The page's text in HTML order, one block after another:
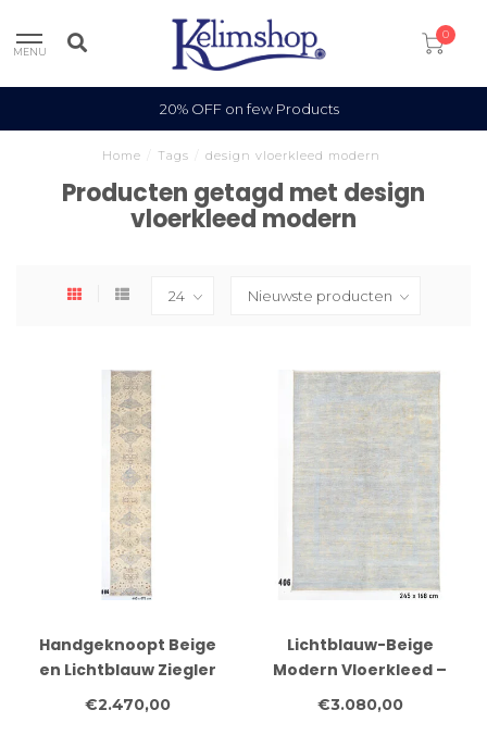
MENU
0
20% OFF on few Products
Home Tags design vloerkleed modern
Producten getagd met design
vloerkleed modern
Handgeknoopt Beige
en Lichtblauw Ziegler
Loper Tapijt van Wol –
€2.470,00
Lichtblauw-Beige
Modern Vloerkleed –
245 x 168 cm –
€3.080,00